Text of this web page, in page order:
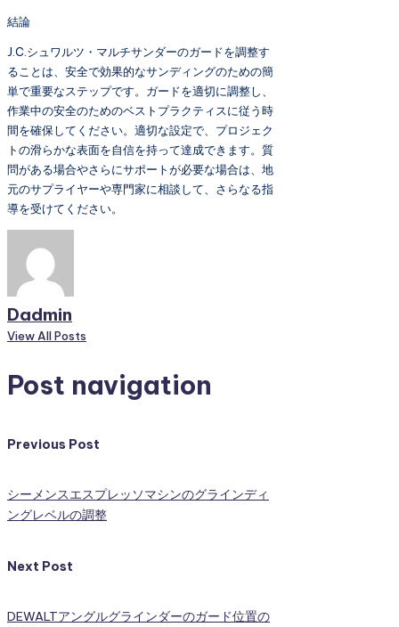
結論
J.C.シュワルツ・マルチサンダーのガードを調整す
ることは、安全で効果的なサンディングのための簡
単で重要なステップです。ガードを適切に調整し、
作業中の安全のためのベストプラクティスに従う時
間を確保してください。適切な設定で、プロジェク
トの滑らかな表面を自信を持って達成できます。質
問がある場合やさらにサポートが必要な場合は、地
元のサプライヤーや専門家に相談して、さらなる指
導を受けてください。
Dadmin
View All Posts
Post navigation
Previous Post
シーメンスエスプレッソマシンのグラインディ
ングレベルの調整
Next Post
DEWALTアングルグラインダーのガード位置の